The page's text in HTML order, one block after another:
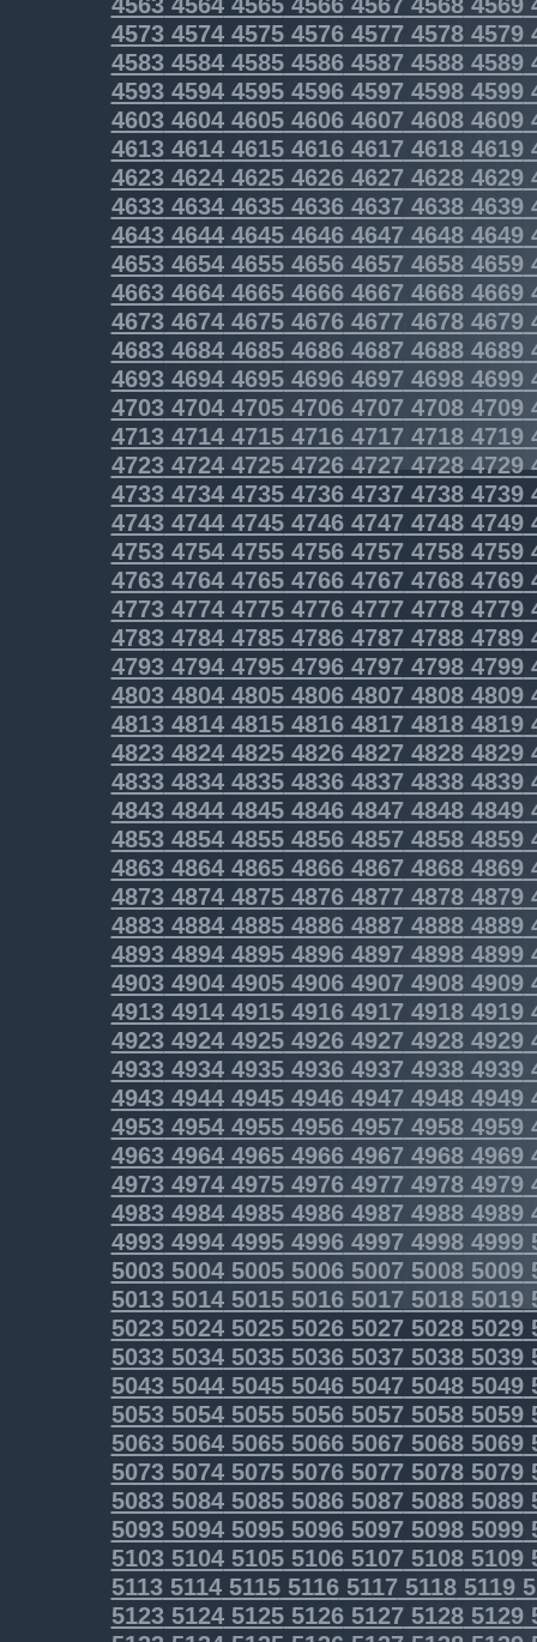
4573457445754576457745784579
4583458445854586458745884589
4593459445954596459745984599
46034604460546064607 46084609
46134614461546164617 46184619
46234624462546264627 46284629
4633463446354636463746384639
4643464446454646464746484649
4653465446554656465746584659
46634664466546664667 46684669
46734674467546764677 46784679
46834684468546864687 46884689
46934694469546964697 46984699
47034704470547064707 47084709
47134714471547164717 47184719
4723472447254726472747284729
4733473447354736473747384739
4743474447454746474747484749
4753475447554756475747584759
4763476447654766476747684769
4773477447754776477747784779
4783478447854786478747884789
4793479447954796479747984799
4803480448054806480748084809
4813481448154816481748184819
4823482448254826482748284829
4833483448354836483748384839
4843484448454846484748484849
4853485448554856485748584859
4863486448654866486748684869
4873487448754876487748784879
4883488448854886488748884889
4893489448954896489748984899
49034904490549064907 49084909
49134914491549164917 49184919
4923492449254926492749284929
49334934493549364937 49384939
49434944494549464947 49484949
49534954495549564957 49584959
49634964496549664967 49684969
49734974497549764977 49784979
49834984498549864987 49884989
49934994499549964997 49984999
50035004500550065007 50085009
50135014501550165017 50185019
5023502450255026502750285029
5033503450355036503750385039
5043504450455046504750485049
5053505450555056505750585059
5063506450655066506750685069
5073507450755076507750785079
5083508450855086508750885089
5093509450955096509750985099
5103510451055106510751085109
5113511451155116511751185119
5123512451255126512751285129